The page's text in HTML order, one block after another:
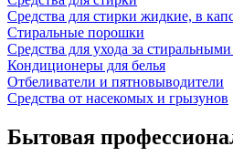
Средства для стирки жидкие, в
Стиральные порошки
Средства для ухода за
Кондиционеры для белья
Отбеливатели и пятновыводители
Средства от насекомых и грызунов
Бытовая